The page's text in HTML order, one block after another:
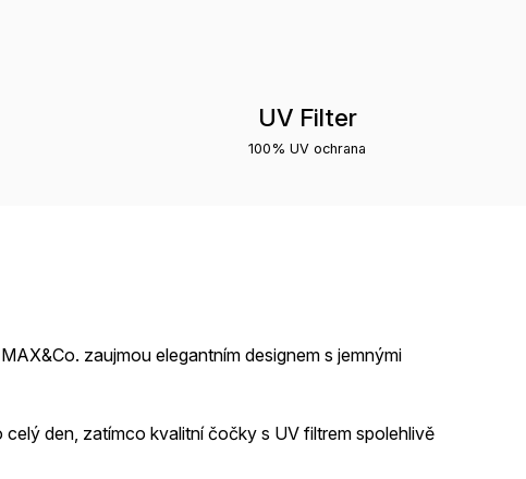
UV Filter
100% UV ochrana
zaujmou elegantním designem s jemnými
den, zatímco kvalitní čočky s UV filtrem spolehlivě